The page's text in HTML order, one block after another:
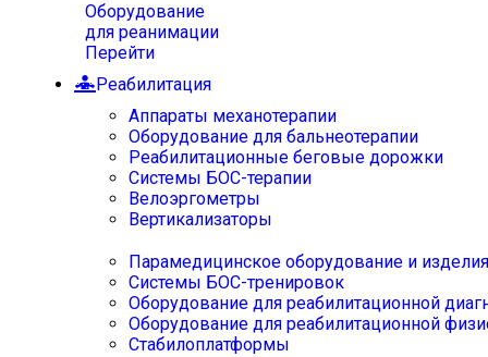
Оборудование
для реанимации
Перейти
Реабилитация
Аппараты механотерапии
Оборудование для бальнеотерапии
Реабилитационные беговые дорожки
Системы БОС-терапии
Велоэргометры
Вертикализаторы
Парамедицинское оборудование и изделия
Системы БОС-тренировок
Оборудование для реабилитационной
Оборудование для реабилитационной
Стабилоплатформы